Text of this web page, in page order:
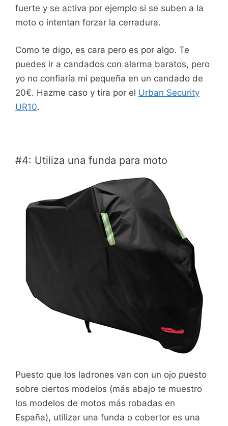
fuerte y se activa por ejemplo si se suben a la
moto o intentan forzar la cerradura.
Como te digo, es cara pero es por algo. Te
puedes ir a candados con alarma baratos, pero
yo no confiaría mi pequeña en un candado de
20€. Hazme caso y tira por el Urban Security
UR10.
#4: Utiliza una funda para moto
Puesto que los ladrones van con un ojo puesto
sobre ciertos modelos (más abajo te muestro
los modelos de motos más robadas en
España), utilizar una funda o cobertor es una